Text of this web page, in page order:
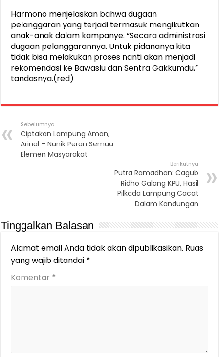
Harmono menjelaskan bahwa dugaan
pelanggaran yang terjadi termasuk mengikutkan
anak-anak dalam kampanye. “Secara administrasi
dugaan pelanggarannya. Untuk pidananya kita
tidak bisa melakukan proses nanti akan menjadi
rekomendasi ke Bawaslu dan Sentra Gakkumdu,”
tandasnya.(red)
Sebelumnya
Ciptakan Lampung Aman,
Arinal – Nunik Peran Semua
Elemen Masyarakat
Berikutnya
Putra Ramadhan: Cagub
Ridho Galang KPU, Hasil
Pilkada Lampung Cacat
Dalam Kandungan
Tinggalkan Balasan
Alamat email Anda tidak akan dipublikasikan. Ruas
yang wajib ditandai *
Komentar *